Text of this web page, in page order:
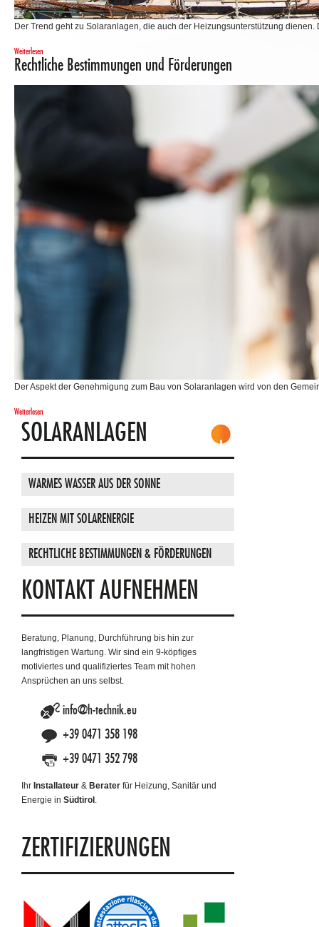
Der Trend geht zu Solaranlagen, die auch der Heizungsunterstützung
Weiterlesen
Rechtliche Bestimmungen und Förderungen
Der Aspekt der Genehmigung zum Bau von Solaranlagen wird von den
Weiterlesen
SOLARANLAGEN
WARMES WASSER AUS DER SONNE
HEIZEN MIT SOLARENERGIE
RECHTLICHE BESTIMMUNGEN & FÖRDERUNGEN
KONTAKT AUFNEHMEN
Beratung, Planung, Durchführung bis hin zur
langfristigen Wartung. Wir sind ein 9-köpfiges
motiviertes und qualifiziertes Team mit hohen
Ansprüchen an uns selbst.
info@h-technik.eu
+39 0471 358 198
+39 0471 352 798
Ihr Installateur & Berater für Heizung, Sanitär und
Energie in Südtirol .
ZERTIFIZIERUNGEN